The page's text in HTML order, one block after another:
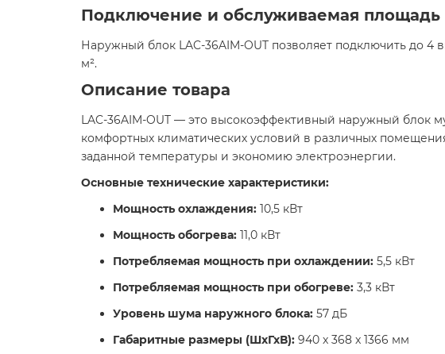
Подключение и обслуживаемая площадь
Наружный блок LAC-36AIM-OUT позволяет подключить до
м². ​
Описание товара
LAC-36AIM-OUT — это высокоэффективный наружный блок
комфортных климатических условий в различных
заданной температуры и экономию электроэнергии.​
Основные технические характеристики:
Мощность охлаждения: 10,5 кВт​
Мощность обогрева: 11,0 кВт​
Потребляемая мощность при охлаждении: 5,5 кВт​
Потребляемая мощность при обогреве: 3,3 кВт​
Уровень шума наружного блока: 57 дБ​
Габаритные размеры (ШхГхВ): 940 x 368 x 1366 мм​